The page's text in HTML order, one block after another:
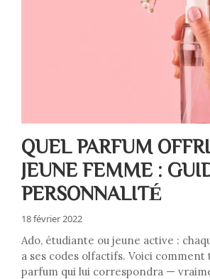
QUEL PARFUM
JEUNE FEMME :
PERSONNALITÉ
18 février 2022
Ado, étudiante ou jeune active :
a ses codes olfactifs. Voici comment
parfum qui lui correspondra —